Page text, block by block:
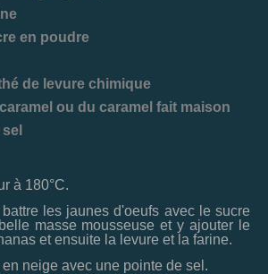
en poudre
de levure chimique
ou du caramel fait maison
à 180°C.
les jaunes d'oeufs avec le sucre
masse mousseuse et y ajouter le
et ensuite la levure et la farine.
neige avec une pointe de sel.